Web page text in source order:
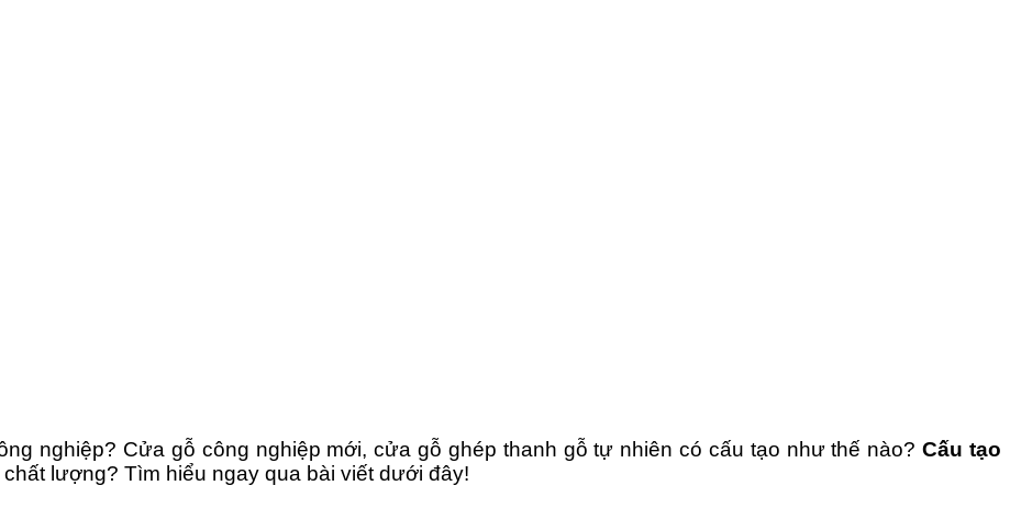
nghiệp? Cửa gỗ công nghiệp mới, cửa gỗ ghép thanh gỗ tự nhiên có cấu tạo như thế nào?Cấu tạo
lượng? Tìm hiểu ngay qua bài viết dưới đây!